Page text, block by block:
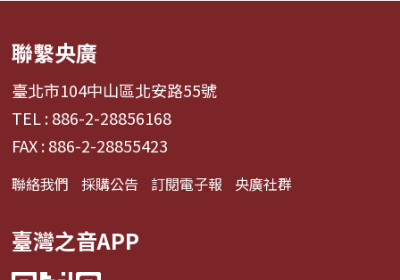
聯繫央廣
臺北市104中山區北安路55號
TEL : 886-2-28856168
FAX : 886-2-28855423
聯絡我們 採購公告 訂閱電子報 央廣社群
臺灣之音APP